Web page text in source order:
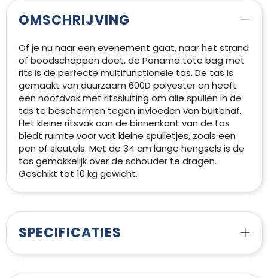
OMSCHRIJVING
Of je nu naar een evenement gaat, naar het strand
of boodschappen doet, de Panama tote bag met
rits is de perfecte multifunctionele tas. De tas is
gemaakt van duurzaam 600D polyester en heeft
een hoofdvak met ritssluiting om alle spullen in de
tas te beschermen tegen invloeden van buitenaf.
Het kleine ritsvak aan de binnenkant van de tas
biedt ruimte voor wat kleine spulletjes, zoals een
pen of sleutels. Met de 34 cm lange hengsels is de
tas gemakkelijk over de schouder te dragen.
Geschikt tot 10 kg gewicht.
SPECIFICATIES